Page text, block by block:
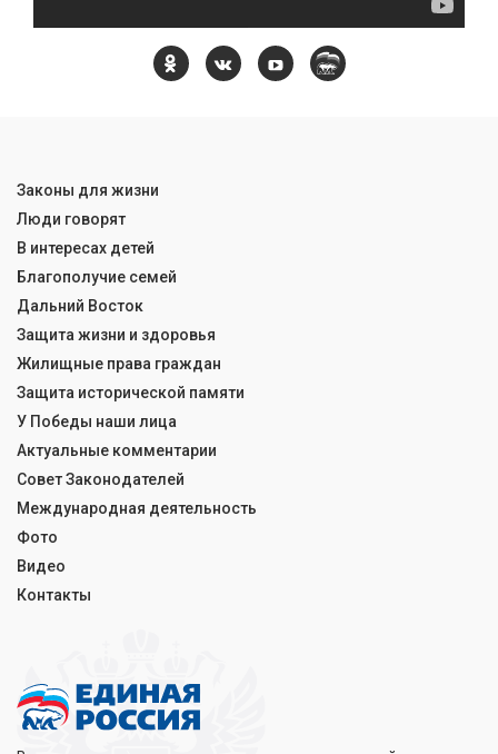
Законы для жизни
Люди говорят
В интересах детей
Благополучие семей
Дальний Восток
Защита жизни и здоровья
Жилищные права граждан
Защита исторической памяти
У Победы наши лица
Актуальные комментарии
Совет Законодателей
Международная деятельность
Фото
Видео
Контакты